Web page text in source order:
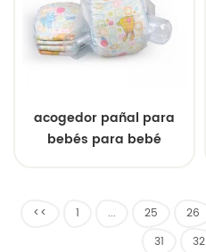
acogedor pañal para
bebés para bebé
<< 1 ... 25 26
31
32